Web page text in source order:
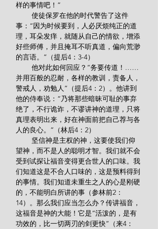
样的事情吧！”
事：“因为时候要到，人必厌烦纯正的道
理，耳朵发痒，就随从自己的情欲，增添
好些师傅，并且掩耳不听真道，偏向荒渺
的言语。”（提后4：3-4）
并用百般的忍耐，各样的教训，责备人，
警戒人，劝勉人”（提后4：2）。他讲到
他的侍奉说：“乃将那些暗昧可耻的事弃
绝了，不行诡诈，不谬讲神的道理，只将
真理表明出来，好在神面前把自己荐与各
人的良心。”（林后4：2）
望神，而不是人的聪明才智。我们就不会
受到试探让福音变得更合世人的口味。我
们知道这是不合人口味的，这是预料得到
的事情。我们知道未重生之人的心是刚硬
的，不能明白所讲的事（参林前2：
14）。那么我们应当怎么办？传讲福音，
这福音是神的大能！它是“活泼的，是有
功效的，比一切两刃的剑更快”（来4：